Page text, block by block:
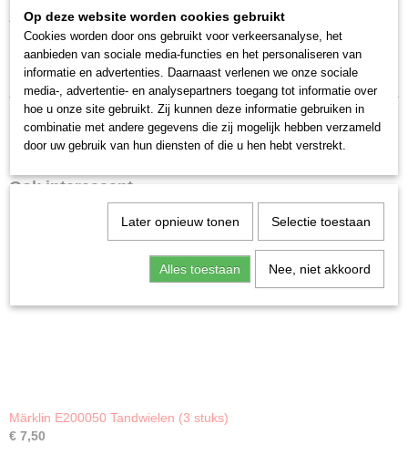
Staat
Nieuw
Z = 42/9
1 stuks
Uitverkocht bij Märklin
Ook interessant
Märklin E200050 Tandwielen (3 stuks)
€ 7,50
Op deze website worden cookies gebruikt
Cookies worden door ons gebruikt voor verkeersanalyse, het
aanbieden van sociale media-functies en het personaliseren van
informatie en advertenties. Daarnaast verlenen we onze sociale
media-, advertentie- en analysepartners toegang tot informatie over
hoe u onze site gebruikt. Zij kunnen deze informatie gebruiken in
combinatie met andere gegevens die zij mogelijk hebben verzameld
door uw gebruik van hun diensten of die u hen hebt verstrekt.
Later opnieuw tonen Selectie toestaan
Alles toestaan Nee, niet akkoord